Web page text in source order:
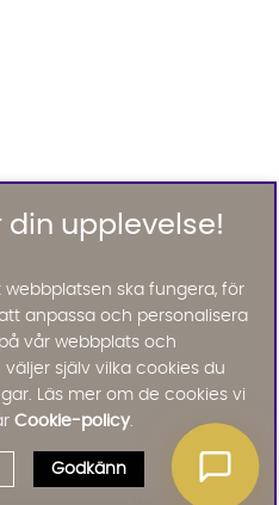
din upplevelse!
ska fungera, för
anpassa och personalisera
vår webbplats och
själv vilka cookies du
Läs mer om de cookies vi
Cookie-policy.
Godkänn